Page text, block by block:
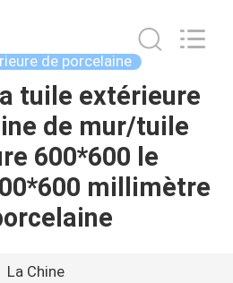
de porcelaine
tuile extérieure
de mur/tuile
600*600 le
millimètre
La Chine